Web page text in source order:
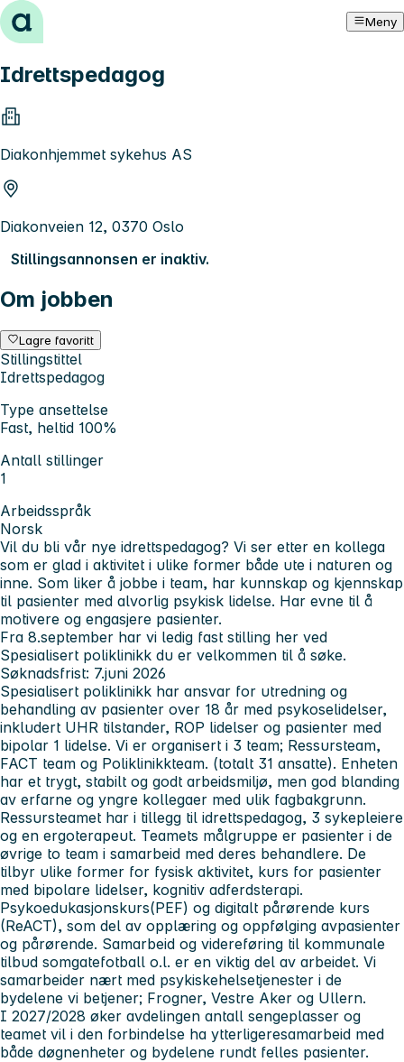
Hopp til innhold Meny
Idrettspedagog
Diakonhjemmet sykehus AS
Diakonveien 12, 0370 Oslo
Stillingsannonsen er inaktiv.
Om jobben
Lagre favoritt
Stillingstittel
Idrettspedagog
Type ansettelse
Fast, heltid 100%
Antall stillinger
1
Arbeidsspråk
Norsk
Vil du bli vår nye idrettspedagog? Vi ser etter en kollega
som er glad i aktivitet i ulike former både ute i naturen og
inne. Som liker å jobbe i team, har kunnskap og kjennskap
til pasienter med alvorlig psykisk lidelse. Har evne til å
motivere og engasjere pasienter.
Fra 8.september har vi ledig fast stilling her ved
Spesialisert poliklinikk du er velkommen til å søke.
Søknadsfrist: 7.juni 2026
Spesialisert poliklinikk har ansvar for utredning og
behandling av pasienter over 18 år med psykoselidelser,
inkludert UHR tilstander, ROP lidelser og pasienter med
bipolar 1 lidelse. Vi er organisert i 3 team; Ressursteam,
FACT team og Poliklinikkteam. (totalt 31 ansatte). Enheten
har et trygt, stabilt og godt arbeidsmiljø, men god blanding
av erfarne og yngre kollegaer med ulik fagbakgrunn.
Ressursteamet har i tillegg til idrettspedagog, 3 sykepleiere
og en ergoterapeut. Teamets målgruppe er pasienter i de
øvrige to team i samarbeid med deres behandlere. De
tilbyr ulike former for fysisk aktivitet, kurs for pasienter
med bipolare lidelser, kognitiv adferdsterapi.
Psykoedukasjonskurs(PEF) og digitalt pårørende kurs
(ReACT), som del av opplæring og oppfølging avpasienter
og pårørende. Samarbeid og videreføring til kommunale
tilbud somgatefotball o.l. er en viktig del av arbeidet. Vi
samarbeider nært med psykiskehelsetjenester i de
bydelene vi betjener; Frogner, Vestre Aker og Ullern.
I 2027/2028 øker avdelingen antall sengeplasser og
teamet vil i den forbindelse ha ytterligeresamarbeid med
både døgnenheter og bydelene rundt felles pasienter.